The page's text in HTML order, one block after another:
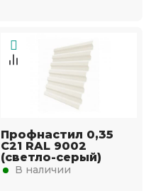
Профнастил 0,35
С21 RAL 9002
(светло-серый)
В наличии